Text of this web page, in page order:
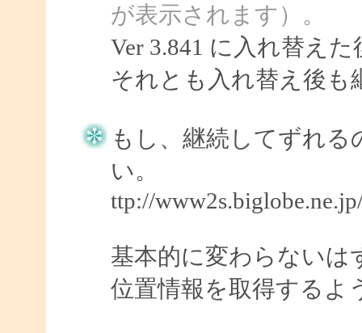
が表示されます）。
Ver 3.841 に入れ替え
それとも入れ替え後も
もし、継続してずれ
い。
ttp://
基本的に変わらないは
位置情報を取得するよ